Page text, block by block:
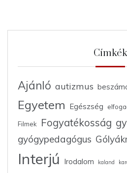
Címkék
Ajánló autizmus
Egyetem Egészség
Filmek Fogyatékosság
gyógypedagógus
Interjú Irodalom kaland